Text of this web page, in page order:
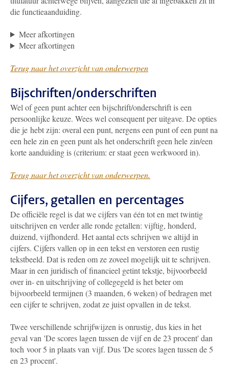
die functieaanduiding.
Meer afkortingen
Meer afkortingen
Terug naar het overzicht van onderwerpen
Bijschriften/onderschriften
Wel of geen punt achter een bijschrift/onderschrift is een
persoonlijke keuze. Wees wel consequent per uitgave. De opties
die je hebt zijn: overal een punt, nergens een punt of een punt na
een hele zin en geen punt als het onderschrift geen hele zin/een
korte aanduiding is (criterium: er staat geen werkwoord in).
Terug naar het overzicht van onderwerpen.
Cijfers, getallen en percentages
De officiële regel is dat we cijfers van één tot en met twintig
uitschrijven en verder alle ronde getallen: vijftig, honderd,
duizend, vijfhonderd. Het aantal ects schrijven we altijd in
cijfers. Cijfers vallen op in een tekst en verstoren een rustig
tekstbeeld. Dat is reden om ze zoveel mogelijk uit te schrijven.
Maar in een juridisch of financieel getint tekstje, bijvoorbeeld
over in- en uitschrijving of collegegeld is het beter om
bijvoorbeeld termijnen (3 maanden, 6 weken) of bedragen met
een cijfer te schrijven, zodat ze juist opvallen in de tekst.
Twee verschillende schrijfwijzen is onrustig, dus kies in het
geval van 'De scores lagen tussen de vijf en de 23 procent' dan
toch voor 5 in plaats van vijf. Dus 'De scores lagen tussen de 5
en 23 procent'.